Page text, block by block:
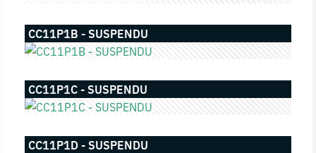
CC11P1B - SUSPENDU
CC11P1C - SUSPENDU
CC11P1D - SUSPENDU